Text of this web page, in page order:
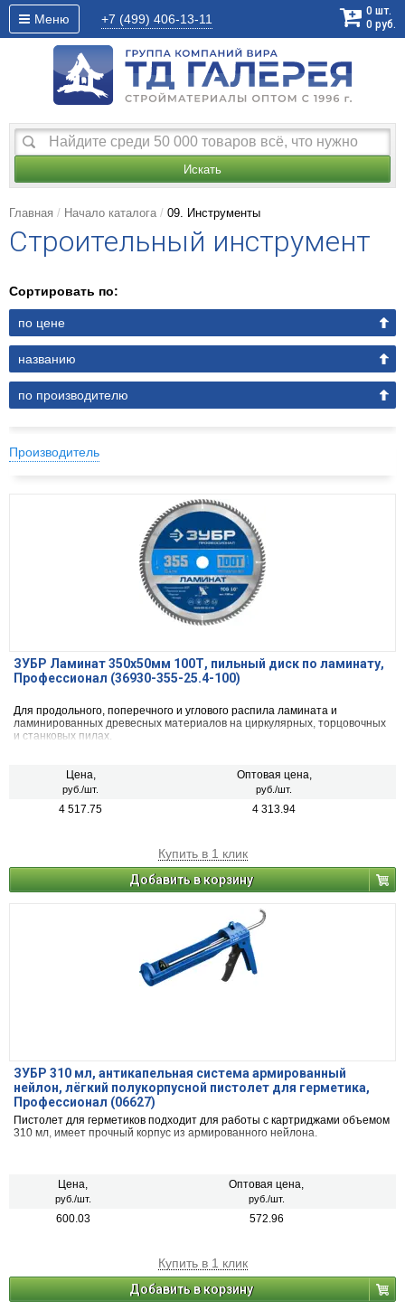
Меню +7 (499) 406-13-11
0 шт.
0 руб.
Искать
Главная Начало каталога 09. Инструменты
Строительный инструмент
Сортировать по:
по цене
названию
по производителю
Производитель
ЗУБР Ламинат 350х50мм 100Т, пильный диск по ламинату,
Профессионал (36930-355-25.4-100)
Для продольного, поперечного и углового распила ламината и
ламинированных древесных материалов на циркулярных, торцовочных
и станковых пилах.
Цена,
руб./шт.
Оптовая цена,
руб./шт.
4 517.75 4 313.94
Купить в 1 клик
Добавить в корзину
ЗУБР 310 мл, антикапельная система армированный
нейлон, лёгкий полукорпусной пистолет для герметика,
Профессионал (06627)
Пистолет для герметиков подходит для работы с картриджами объемом
310 мл, имеет прочный корпус из армированного нейлона.
Цена,
руб./шт.
Оптовая цена,
руб./шт.
600.03 572.96
Купить в 1 клик
Добавить в корзину